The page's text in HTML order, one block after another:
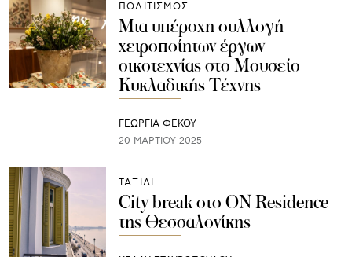
ΠΟΛΙΤΙΣΜΟΣ
Μια υπέροχη συλλογή
χειροποίητων έργων
οικοτεχνίας στο Μουσείο
Κυκλαδικής Τέχνης
ΓΕΩΡΓΙΑ ΦΕΚΟΥ
20 ΜΑΡΤΊΟΥ 2025
ΤΑΞΙΔΙ
City break στο ON Residence
της Θεσσαλονίκης